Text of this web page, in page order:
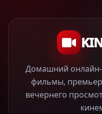
Домашний онлайн-
фильмы,
вечернего